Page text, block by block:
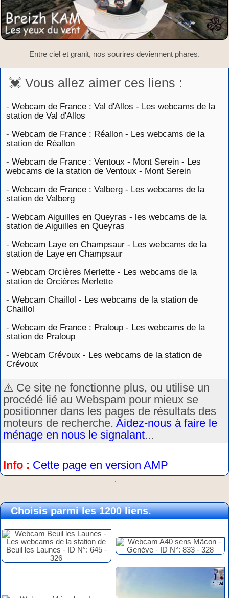
Entre ciel et granit, nos sourires deviennent phares.
💓 Vous allez aimer ces liens :
- Webcam de France : Val d'Allos - Les webcams de la
station de Val d'Allos
- Webcam de France : Réallon - Les webcams de la
station de Réallon
- Webcam de France : Ventoux - Mont Serein - Les
webcams de la station de Ventoux - Mont Serein
- Webcam de France : Valberg - Les webcams de la
station de Valberg
- Webcam Aiguilles en Queyras - les webcams de la
station de Aiguilles en Queyras
- Webcam Laye en Champsaur - Les webcams de la
station de Laye en Champsaur
- Webcam Orcières Merlette - Les webcams de la
station de Orcières Merlette
- Webcam Chaillol - Les webcams de la station de
Chaillol
- Webcam de France : Praloup - Les webcams de la
station de Praloup
- Webcam Crévoux - Les webcams de la station de
Crévoux
⚠️ Ce site ne fonctionne plus, ou utilise un
procédé lié au Webspam pour mieux se
positionner dans les pages de résultats des
moteurs de recherche. Aidez-nous à faire le
ménage en nous le signalant...
Info : Cette page en version AMP
.
Choisis parmi les 1200 liens.